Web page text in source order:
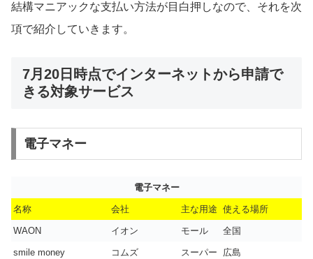
結構マニアックな支払い方法が目白押しなので、それを次
項で紹介していきます。
7月20日時点でインターネットから申請で
きる対象サービス
電子マネー
電子マネー
名称 会社 主な用途 使える場所
WAON イオン モール 全国
smile money コムズ スーパー 広島